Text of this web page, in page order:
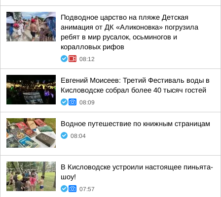
Подводное царство на пляже Детская
анимация от ДК «Аликоновка» погрузила
ребят в мир русалок, осьминогов и
коралловых рифов
08:12
Евгений Моисеев: Третий Фестиваль воды в
Кисловодске собрал более 40 тысяч гостей
08:09
Водное путешествие по книжным страницам
08:04
В Кисловодске устроили настоящее пиньята-
шоу!
07:57